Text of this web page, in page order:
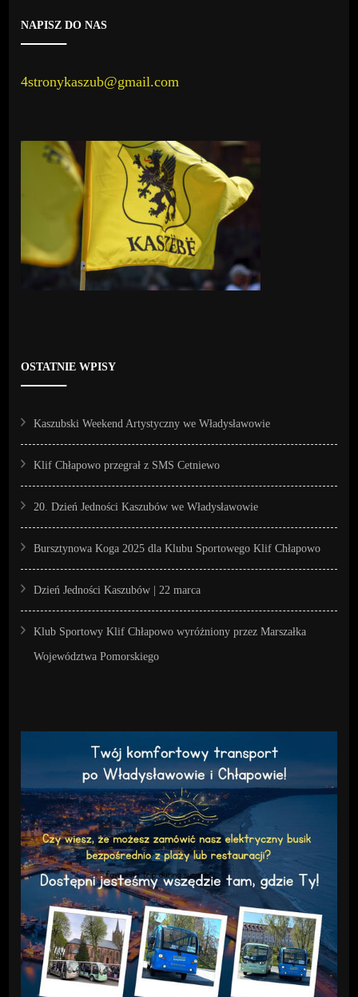
NAPISZ DO NAS
4stronykaszub@gmail.com
OSTATNIE WPISY
Kaszubski Weekend Artystyczny we Władysławowie
Klif Chłapowo przegrał z SMS Cetniewo
20. Dzień Jedności Kaszubów we Władysławowie
Bursztynowa Koga 2025 dla Klubu Sportowego Klif Chłapowo
Dzień Jedności Kaszubów | 22 marca
Klub Sportowy Klif Chłapowo wyróżniony przez Marszałka
Województwa Pomorskiego